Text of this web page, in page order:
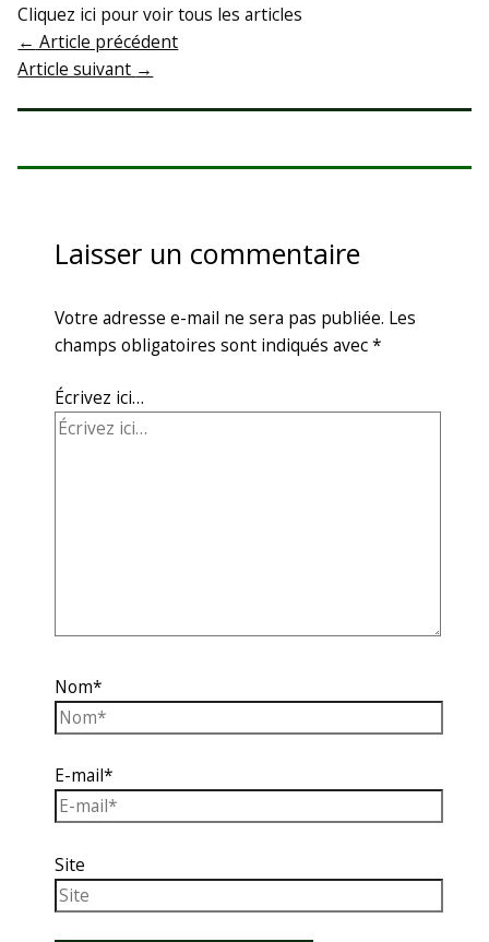
Cliquez ici pour voir tous les articles
← Article précédent
Article suivant →
Laisser un commentaire
Votre adresse e-mail ne sera pas publiée. Les
champs obligatoires sont indiqués avec*
Écrivez ici…
Nom*
E-mail*
Site